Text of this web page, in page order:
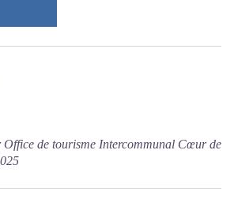
de tourisme Intercommunal Cœur de